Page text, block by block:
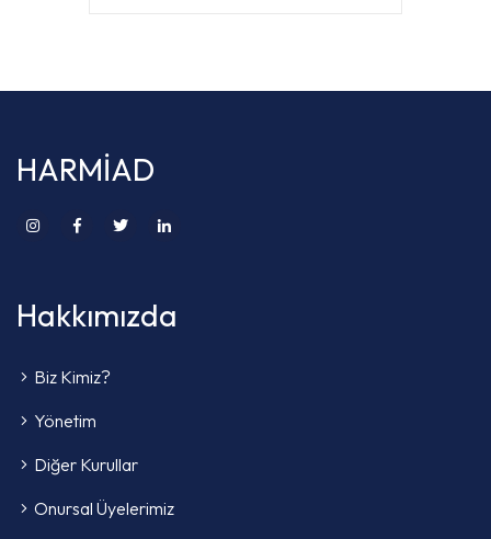
HARMİAD
Hakkımızda
Biz Kimiz?
Yönetim
Diğer Kurullar
Onursal Üyelerimiz